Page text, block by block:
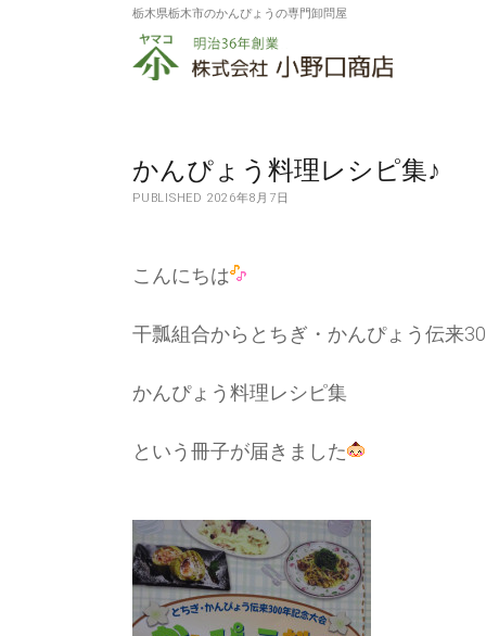
栃木県栃木市のかんぴょうの専門卸問屋
株
社
小
口
商
かんぴょう料理レシピ集♪
PUBLISHED 2026年8月7日
こんにちは
干瓢組合からとちぎ・かんぴょう伝来
かんぴょう料理レシピ集
という冊子が届きました